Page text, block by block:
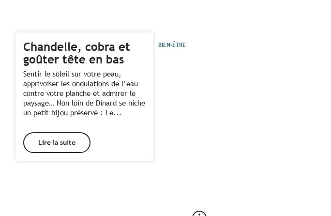
BIEN-ÊTRE
Chandelle, cobra et
goûter tête en bas
Sentir le soleil sur votre peau,
apprivoiser les ondulations de l’eau
contre votre planche et admirer le
paysage… Non loin de Dinard se niche
un petit bijou préservé : Le...
Lire la suite